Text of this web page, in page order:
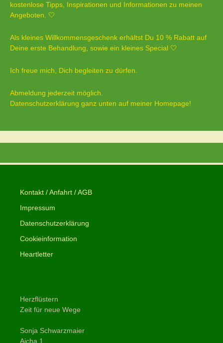
kostenlose Tipps, Inspirationen und Informationen zu meinen
Angeboten. 🤍
Als kleines Willkommensgeschenk erhältst Du 10 % Rabatt auf
Deine erste Behandlung, sowie ein kleines Special 🤍
Ich freue mich, Dich begleiten zu dürfen.
Abmeldung jederzeit möglich.
Datenschutzerklärung ganz unten auf meiner Homepage!
Kontakt / Anfahrt / AGB
Impressum
Datenschutzerklärung
Cookieinformation
Heartletter
Herzflüstern
Zeit für neue Wege
Sonja Schwarzmaier
Aicha 1